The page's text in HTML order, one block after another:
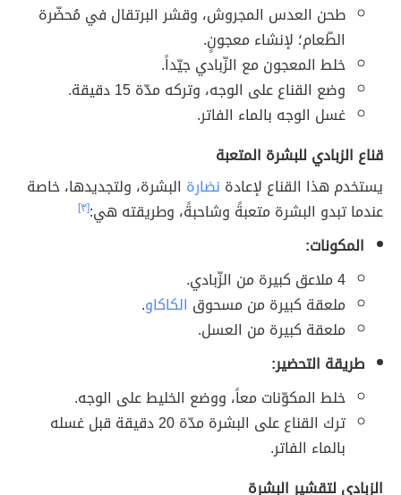
طحن العدس المجروش، وقشر البرتقال في مُحضّرة
الطّعام؛ لإنشاء معجونٍ.
خلط المعجون مع الزّبادي جيّداً.
وضع القناع على الوجه، وتركه مدّة 15 دقيقة.
غسل الوجه بالماء الفاتر.
قناع الزبادي للبشرة المتعبة
يستخدم هذا القناع لإعادة نضارة البشرة، ولتجديدها، خاصة
عندما تبدو البشرة متعبةً وشاحبةً، وطريقته هي:[٣]
المكونات:
4 ملاعق كبيرة من الزّبادي.
ملعقة كبيرة من مسحوق الكاكاو.
ملعقة كبيرة من العسل.
طريقة التحضير:
خلط المكوّنات معاً، ووضع الخليط على الوجه.
ترك القناع على البشرة مدّة 20 دقيقة قبل غسله
بالماء الفاتر.
الزبادي لتقشير البشرة